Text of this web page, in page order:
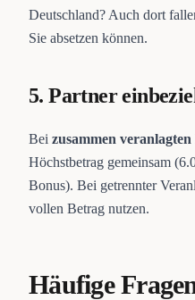
Deutschland? Auch dort
Sie absetzen können.
5. Partner
Bei zusammen
Höchstbetrag gemeinsam
Bonus). Bei getrennter
vollen Betrag nutzen.
Häufige